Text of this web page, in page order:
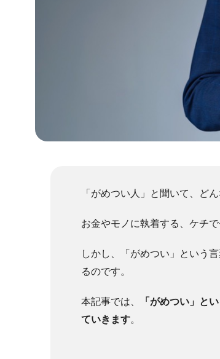
「がめつい人」と聞いて、ど
お金やモノに執着する、ケチ
しかし、「がめつい」という
るのです。
本記事では、
「がめつい」と
ていきます。